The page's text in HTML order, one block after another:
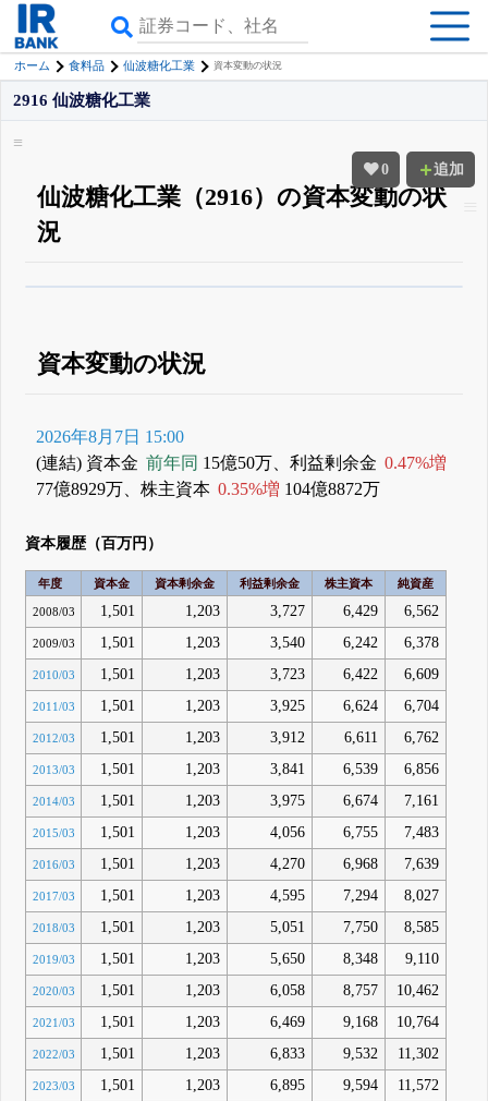
ホーム 食料品 仙波糖化工業 資本変動の状況
0 追加
2916 仙波糖化工業
仙波糖化工業（2916）の資本変動の状
況
登録すると永久30%OFFと米株版の先行利用も付きます
資本変動の状況
2026年8月7日 15:00
(連結) 資本金 前年同 15億50万、利益剰余金 0.47%増
77億8929万、株主資本 0.35%増 104億8872万
資本履歴（百万円）
年度 資本金 資本剰余金 利益剰余金 株主資本 純資産
2008/03 1,501 1,203 3,727 6,429 6,562
2009/03 1,501 1,203 3,540 6,242 6,378
2010/03 1,501 1,203 3,723 6,422 6,609
2011/03 1,501 1,203 3,925 6,624 6,704
2012/03 1,501 1,203 3,912 6,611 6,762
2013/03 1,501 1,203 3,841 6,539 6,856
2014/03 1,501 1,203 3,975 6,674 7,161
2015/03 1,501 1,203 4,056 6,755 7,483
2016/03 1,501 1,203 4,270 6,968 7,639
2017/03 1,501 1,203 4,595 7,294 8,027
2018/03 1,501 1,203 5,051 7,750 8,585
2019/03 1,501 1,203 5,650 8,348 9,110
2020/03 1,501 1,203 6,058 8,757 10,462
2021/03 1,501 1,203 6,469 9,168 10,764
2022/03 1,501 1,203 6,833 9,532 11,302
2023/03 1,501 1,203 6,895 9,594 11,572